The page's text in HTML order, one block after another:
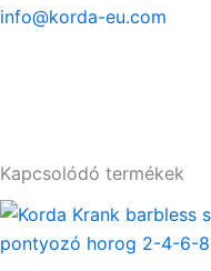
info@korda-eu.com
Kapcsolódó termékek